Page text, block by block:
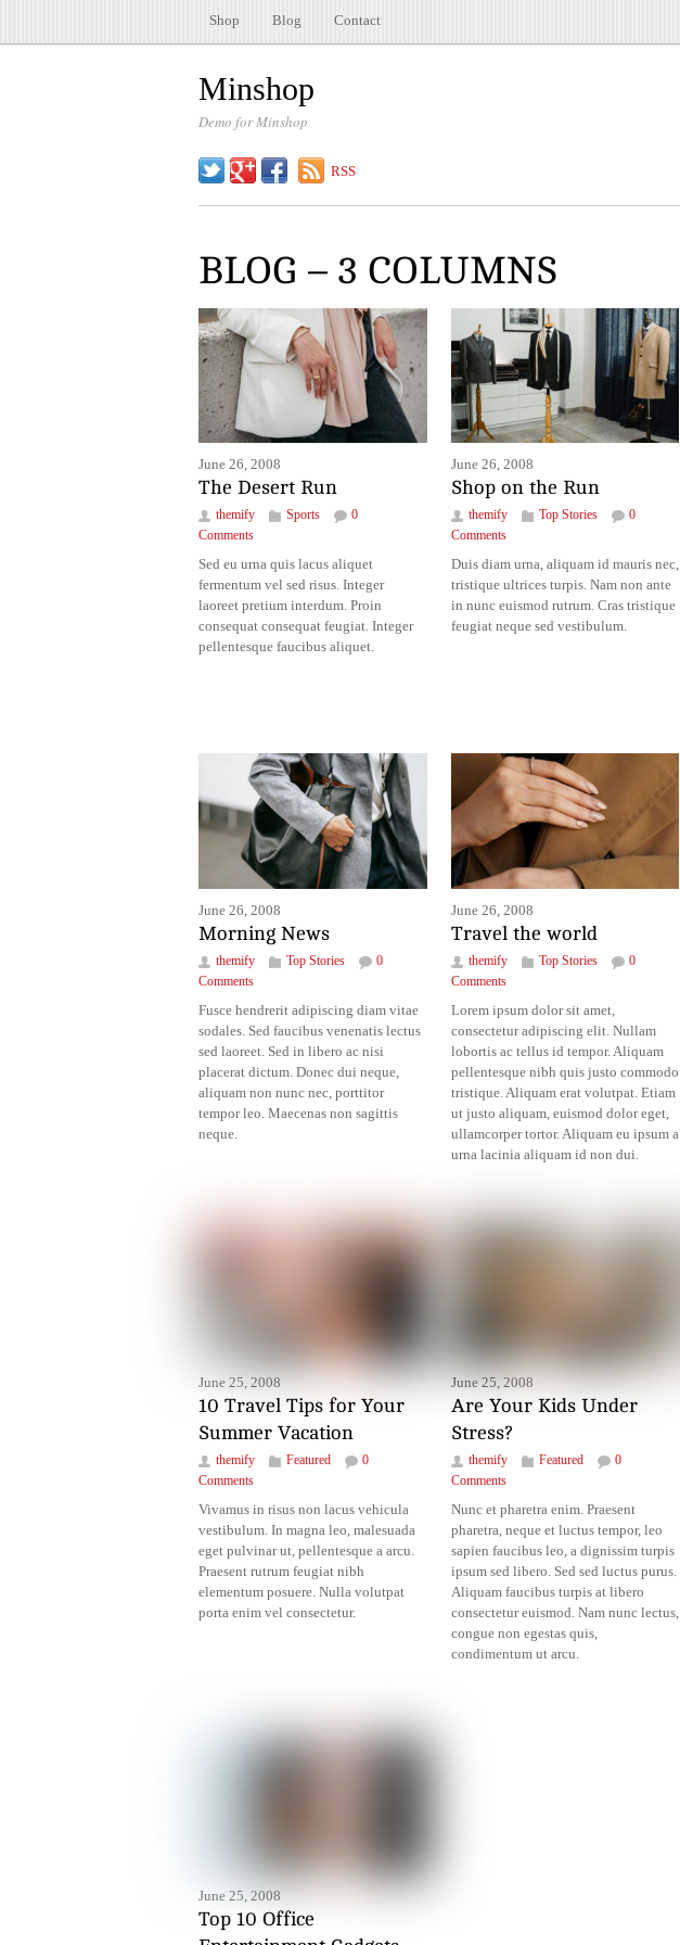
Shop Blog Contact
Minshop
Demo for Minshop
TwitterGoogle+FacebookRSS
BLOG – 3 COLUMNS
June 26, 2008
The Desert Run
themify Sports
0
Comments
Sed eu urna quis lacus aliquet
fermentum vel sed risus. Integer
laoreet pretium interdum. Proin
consequat consequat feugiat. Integer
pellentesque faucibus aliquet.
June 26, 2008
Shop on the Run
themify Top Stories
0
Comments
Duis diam urna, aliquam id mauris nec,
tristique ultrices turpis. Nam non ante
in nunc euismod rutrum. Cras tristique
feugiat neque sed vestibulum.
June 26, 2008
Morning News
themify Top Stories
0
Comments
Fusce hendrerit adipiscing diam vitae
sodales. Sed faucibus venenatis lectus
sed laoreet. Sed in libero ac nisi
placerat dictum. Donec dui neque,
aliquam non nunc nec, porttitor
tempor leo. Maecenas non sagittis
neque.
June 26, 2008
Travel the world
themify Top Stories
0
Comments
Lorem ipsum dolor sit amet,
consectetur adipiscing elit. Nullam
lobortis ac tellus id tempor. Aliquam
pellentesque nibh quis justo commodo
tristique. Aliquam erat volutpat. Etiam
ut justo aliquam, euismod dolor eget,
ullamcorper tortor. Aliquam eu ipsum a
urna lacinia aliquam id non dui.
June 25, 2008
10 Travel Tips for Your
Summer Vacation
themify Featured
0
Comments
Vivamus in risus non lacus vehicula
vestibulum. In magna leo, malesuada
eget pulvinar ut, pellentesque a arcu.
Praesent rutrum feugiat nibh
elementum posuere. Nulla volutpat
porta enim vel consectetur.
June 25, 2008
Are Your Kids Under
Stress?
themify Featured
0
Comments
Nunc et pharetra enim. Praesent
pharetra, neque et luctus tempor, leo
sapien faucibus leo, a dignissim turpis
ipsum sed libero. Sed sed luctus purus.
Aliquam faucibus turpis at libero
consectetur euismod. Nam nunc lectus,
congue non egestas quis,
condimentum ut arcu.
June 25, 2008
Top 10 Office